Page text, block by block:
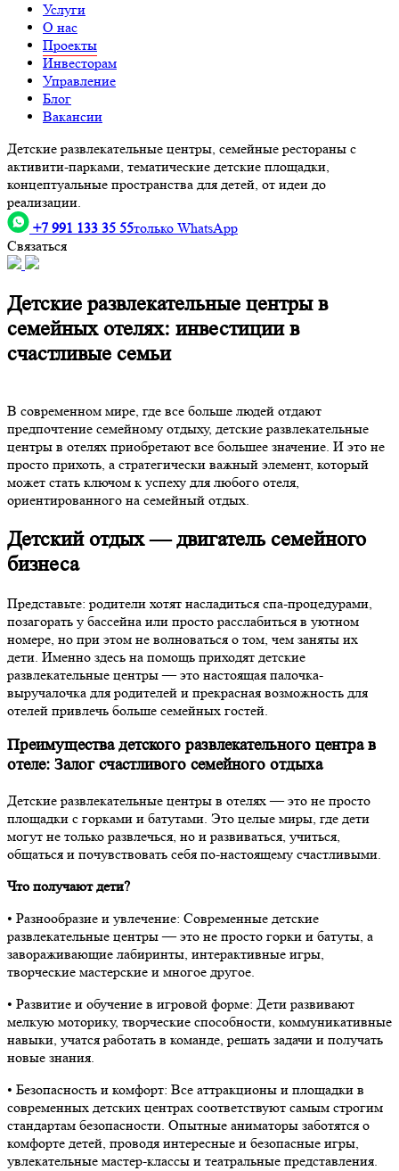
Услуги
О нас
Проекты
Инвесторам
Управление
Блог
Вакансии
Детские развлекательные центры, семейные рестораны с
активити-парками, тематические детские площадки,
концептуальные пространства для детей, от идеи до
реализации.
+7 991 133 35 55только WhatsApp
Связаться
Детские развлекательные центры в
семейных отелях: инвестиции в
счастливые семьи
В современном мире, где все больше людей отдают
предпочтение семейному отдыху, детские развлекательные
центры в отелях приобретают все большее значение. И это не
просто прихоть, а стратегически важный элемент, который
может стать ключом к успеху для любого отеля,
ориентированного на семейный отдых.
Детский отдых — двигатель семейного
бизнеса
Представьте: родители хотят насладиться спа-процедурами,
позагорать у бассейна или просто расслабиться в уютном
номере, но при этом не волноваться о том, чем заняты их
дети. Именно здесь на помощь приходят детские
развлекательные центры — это настоящая палочка-
выручалочка для родителей и прекрасная возможность для
отелей привлечь больше семейных гостей.
Преимущества детского развлекательного центра в
отеле: Залог счастливого семейного отдыха
Детские развлекательные центры в отелях — это не просто
площадки с горками и батутами. Это целые миры, где дети
могут не только развлечься, но и развиваться, учиться,
общаться и почувствовать себя по-настоящему счастливыми.
Что получают дети?
•⁠ ⁠Разнообразие и увлечение: Современные детские
развлекательные центры — это не просто горки и батуты, а
завораживающие лабиринты, интерактивные игры,
творческие мастерские и многое другое.
•⁠ ⁠Развитие и обучение в игровой форме: Дети развивают
мелкую моторику, творческие способности, коммуникативные
навыки, учатся работать в команде, решать задачи и получать
новые знания.
•⁠ ⁠Безопасность и комфорт: Все аттракционы и площадки в
современных детских центрах соответствуют самым строгим
стандартам безопасности. Опытные аниматоры заботятся о
комфорте детей, проводя интересные и безопасные игры,
увлекательные мастер-классы и театральные представления.